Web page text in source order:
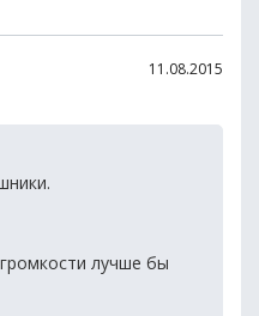
11.08.2015
лучше бы